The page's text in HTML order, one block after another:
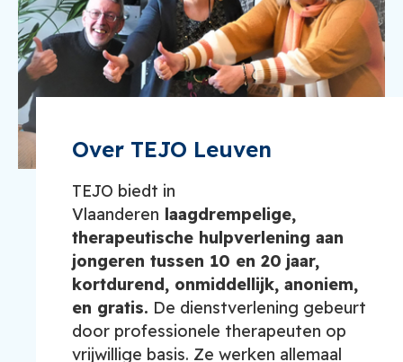
Over TEJO Leuven
TEJO biedt in
Vlaanderen laagdrempelige,
therapeutische hulpverlening aan
jongeren tussen 10 en 20 jaar,
kortdurend, onmiddellijk, anoniem,
en gratis. De dienstverlening gebeurt
door professionele therapeuten op
vrijwillige basis. Ze werken allemaal